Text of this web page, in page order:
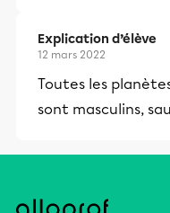
Explication d’élève
12 mars 2022
Toutes les
sont masculins,